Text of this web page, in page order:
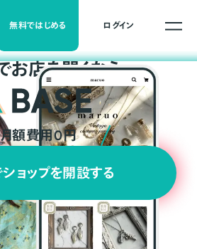
無料ではじめる ログイン
お店を開くなら
月額費用0円
ョップを開設する